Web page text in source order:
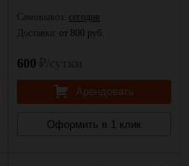
Самовывоз: сегодня
Доставка: от 800 руб.
600
Арендовать
Оформить в 1 клик